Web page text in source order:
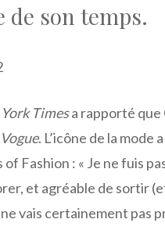
de son temps.
Timesa rapporté que
Vogue. L’icône de la
Fashion : « Je ne fuis
et agréable de sortir
vais certainement pas